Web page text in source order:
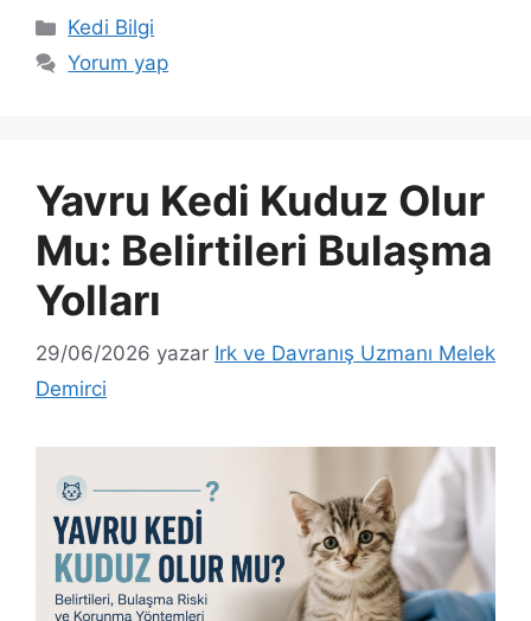
Kategoriler
Kedi Bilgi
Yorum yap
Yavru Kedi Kuduz Olur
Mu: Belirtileri Bulaşma
Yolları
29/06/2026 yazar Irk ve Davranış Uzmanı Melek
Demirci